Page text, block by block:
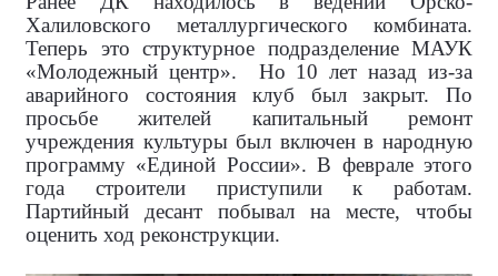
Халиловского металлургического комбината.
Теперь это структурное подразделение МАУК
«Молодежный центр». Но 10 лет назад из-за
аварийного состояния клуб был закрыт. По
просьбе жителей капитальный ремонт
учреждения культуры был включен в народную
программу «Единой России». В феврале этого
года строители приступили к работам.
Партийный десант побывал на месте, чтобы
оценить ход реконструкции.